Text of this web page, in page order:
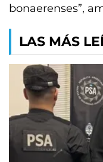
bonaerenses”,
LAS MÁS